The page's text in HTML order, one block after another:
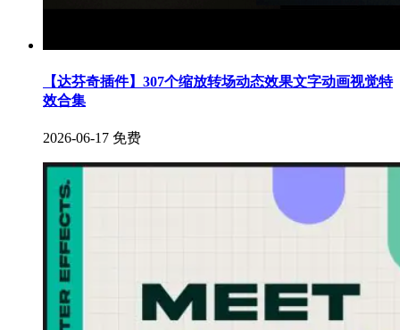
【达芬奇插件】307个缩放转场动态效果文字动画视觉特
效合集
2026-06-17 免费